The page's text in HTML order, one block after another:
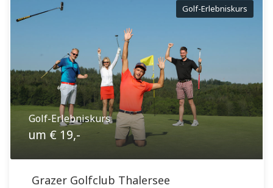
Golf-Erlebniskurs
Golf-Erlebniskurs
um € 19,-
Grazer Golfclub Thalersee